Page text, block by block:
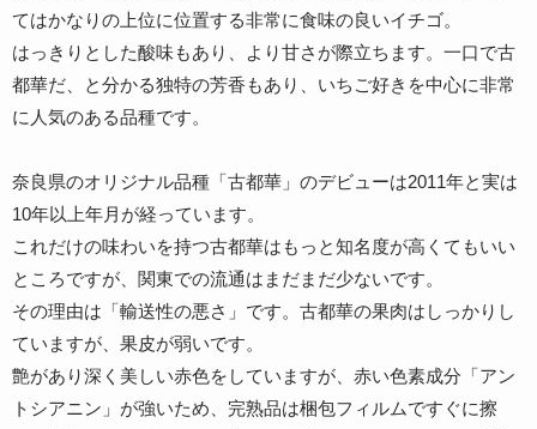
てはかなりの上位に位置する非常に食味の良いイチゴ。
はっきりとした酸味もあり、より甘さが際立ちます。一口で古
都華だ、と分かる独特の芳香もあり、いちご好きを中心に非常
に人気のある品種です。
奈良県のオリジナル品種「古都華」のデビューは2011年と実は
10年以上年月が経っています。
これだけの味わいを持つ古都華はもっと知名度が高くてもいい
ところですが、関東での流通はまだまだ少ないです。
その理由は「輸送性の悪さ」です。古都華の果肉はしっかりし
ていますが、果皮が弱いです。
艶があり深く美しい赤色をしていますが、赤い色素成分「アン
トシアニン」が強いため、完熟品は梱包フィルムですぐに擦